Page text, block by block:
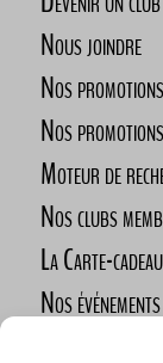
Nous joindre
Nos
Nos
Moteur de
Nos clubs
La Carte-
Nos événements
Défi des